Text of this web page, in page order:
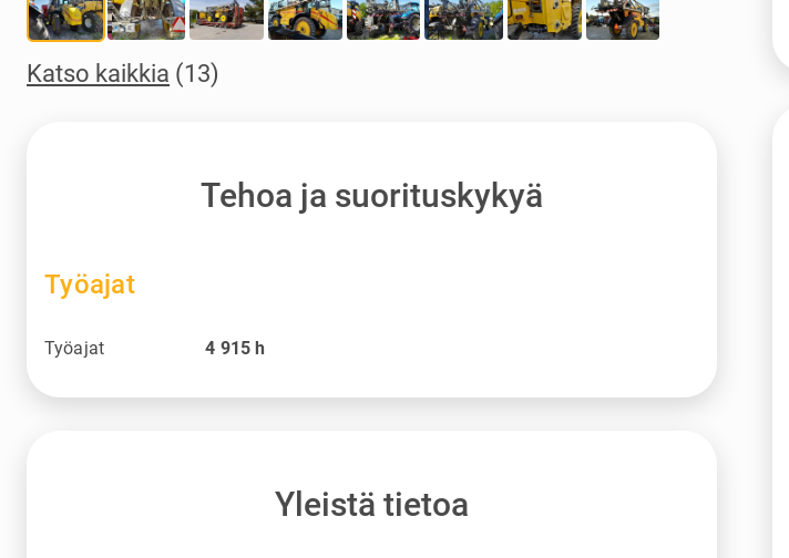
Katso kaikkia (13)
Tehoa ja suorituskykyä
Työajat
Työajat 4 915h
Yleistä tietoa